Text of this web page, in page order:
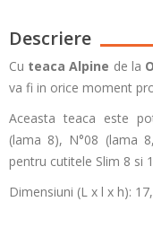
Descriere
Cu teaca Alpine de la
va fi in orice moment
Aceasta teaca este
(lama 8), N°08 (lama
pentru cutitele Slim 8 si
Dimensiuni (L x l x h):